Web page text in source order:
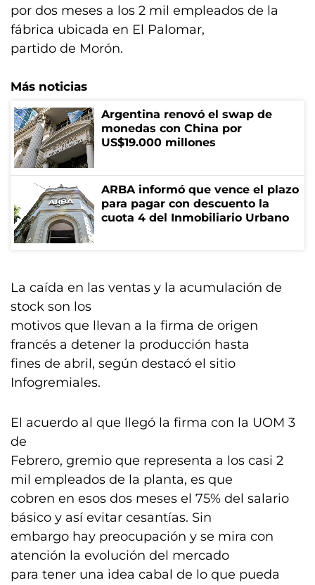
por dos meses a los 2 mil empleados de la
fábrica ubicada en El Palomar,
partido de Morón.
Más noticias
Argentina renovó el swap de
monedas con China por
US$19.000 millones
ARBA informó que vence el plazo
para pagar con descuento la
cuota 4 del Inmobiliario Urbano
La caída en las ventas y la acumulación de
stock son los
motivos que llevan a la firma de origen
francés a detener la producción hasta
fines de abril, según destacó el sitio
Infogremiales.
El acuerdo al que llegó la firma con la UOM 3
de
Febrero, gremio que representa a los casi 2
mil empleados de la planta, es que
cobren en esos dos meses el 75% del salario
básico y así evitar cesantías. Sin
embargo hay preocupación y se mira con
atención la evolución del mercado
para tener una idea cabal de lo que pueda